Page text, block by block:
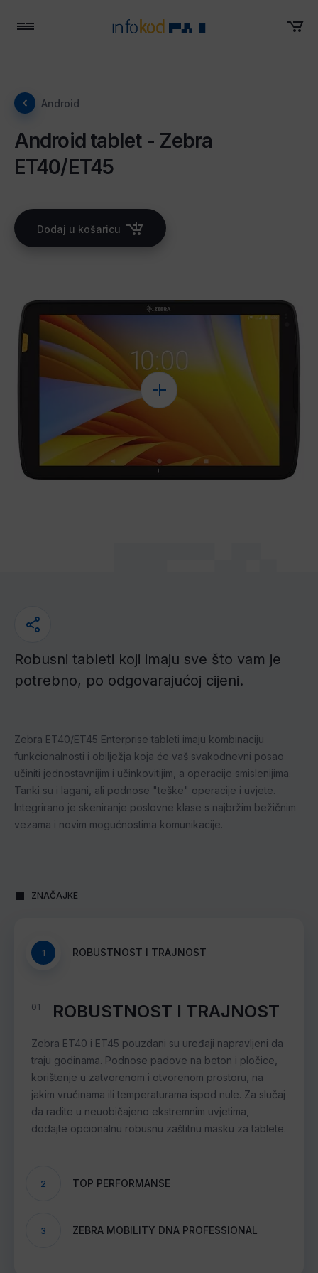
Android
Android tablet - Zebra
ET40/ET45
Dodaj u košaricu
Robusni tableti koji imaju sve što vam je
potrebno, po odgovarajućoj cijeni.
Zebra ET40/ET45 Enterprise tableti imaju kombinaciju
funkcionalnosti i obilježja koja će vaš svakodnevni posao
učiniti jednostavnijim i učinkovitijim, a operacije smislenijima.
Tanki su i lagani, ali podnose "teške" operacije i uvjete.
Integrirano je skeniranje poslovne klase s najbržim bežičnim
vezama i novim mogućnostima komunikacije.
ZNAČAJKE
1 ROBUSTNOST I TRAJNOST
01 ROBUSTNOST I TRAJNOST
Zebra ET40 i ET45 pouzdani su uređaji napravljeni da
traju godinama. Podnose padove na beton i pločice,
korištenje u zatvorenom i otvorenom prostoru, na
jakim vrućinama ili temperaturama ispod nule. Za slučaj
da radite u neuobičajeno ekstremnim uvjetima,
dodajte opcionalnu robusnu zaštitnu masku za tablete.
2 TOP PERFORMANSE
3 ZEBRA MOBILITY DNA PROFESSIONAL